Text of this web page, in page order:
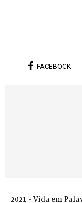
FACEBOOK
2021 - Vida em